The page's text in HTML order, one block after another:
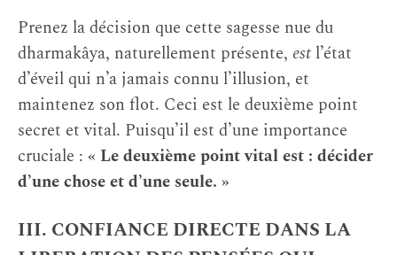
Prenez la décision que cette sagesse nue du
dharmakâya, naturellement présente, est l’état
d’éveil qui n’a jamais connu l’illusion, et
maintenez son flot. Ceci est le deuxième point
secret et vital. Puisqu’il est d’une importance
cruciale : « Le deuxième point vital est : décider
d’une chose et d’une seule. »
III. CONFIANCE DIRECTE DANS LA